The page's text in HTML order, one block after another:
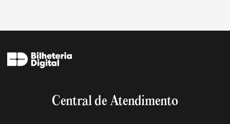
Central de Atendimento